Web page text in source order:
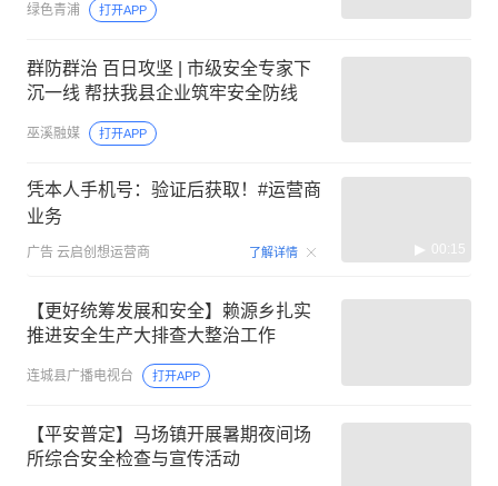
绿色青浦 打开APP
群防群治 百日攻坚 | 市级安全专家下
沉一线 帮扶我县企业筑牢安全防线
巫溪融媒 打开APP
凭本人手机号：验证后获取！#运营商
业务
广告 云启创想运营商 了解详情 00:15
【更好统筹发展和安全】赖源乡扎实
推进安全生产大排查大整治工作
连城县广播电视台 打开APP
【平安普定】马场镇开展暑期夜间场
所综合安全检查与宣传活动